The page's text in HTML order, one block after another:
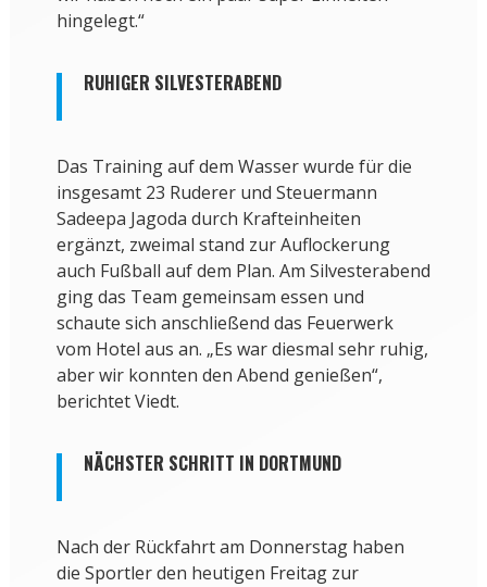
hingelegt.“
RUHIGER SILVESTERABEND
Das Training auf dem Wasser wurde für die
insgesamt 23 Ruderer und Steuermann
Sadeepa Jagoda durch Krafteinheiten
ergänzt, zweimal stand zur Auflockerung
auch Fußball auf dem Plan. Am Silvesterabend
ging das Team gemeinsam essen und
schaute sich anschließend das Feuerwerk
vom Hotel aus an. „Es war diesmal sehr ruhig,
aber wir konnten den Abend genießen“,
berichtet Viedt.
NÄCHSTER SCHRITT IN DORTMUND
Nach der Rückfahrt am Donnerstag haben
die Sportler den heutigen Freitag zur